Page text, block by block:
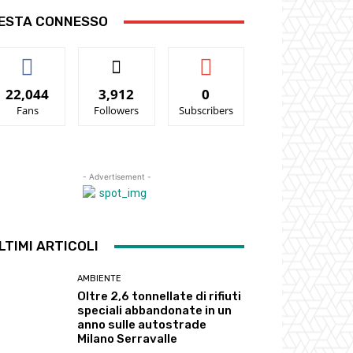
CONNESSO
22,044
Fans
3,912
Followers
0
Subscribers
- Advertisement -
ARTICOLI
AMBIENTE
Oltre 2,6 tonnellate di rifiuti
speciali abbandonate in un
anno sulle autostrade
Milano Serravalle